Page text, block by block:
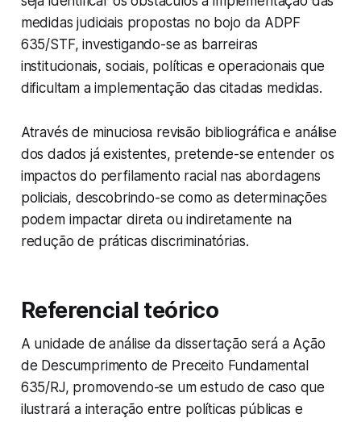
medidas judiciais propostas no bojo da ADPF
635/STF, investigando-se as barreiras
institucionais, sociais, políticas e operacionais que
dificultam a implementação das citadas medidas.
Através de minuciosa revisão bibliográfica e análise
dos dados já existentes, pretende-se entender os
impactos do perfilamento racial nas abordagens
policiais, descobrindo-se como as determinações
podem impactar direta ou indiretamente na
redução de práticas discriminatórias.
Referencial teórico
A unidade de análise da dissertação será a Ação
de Descumprimento de Preceito Fundamental
635/RJ, promovendo-se um estudo de caso que
ilustrará a interação entre políticas públicas e